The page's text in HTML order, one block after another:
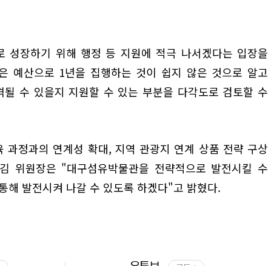
성장하기 위해 행정 등 지원에 적극 나서겠다는 입장을
예산으로 1년을 집행하는 것이 쉽지 않은 것으로 알고
수 있을지 지원할 수 있는 부분을 다각도로 검토할 수
과정과의 연계성 확대, 지역 관광지 연계 상품 전략 구상
위원장은 "대구섬유박물관을 전략적으로 발전시킬 수
해 발전시켜 나갈 수 있도록 하겠다"고 밝혔다.